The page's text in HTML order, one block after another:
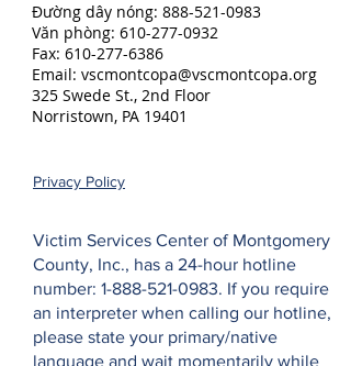
Đường dây nóng: 888-521-0983
Văn phòng: 610-277-0932
Fax: 610-277-6386
Email: vscmontcopa@vscmontcopa.org
325 Swede St., 2nd Floor
Norristown, PA 19401
Privacy Policy
Victim Services Center of Montgomery
County, Inc., has a 24-hour hotline
number: 1-888-521-0983. If you require
an interpreter when calling our hotline,
please state your primary/native
language and wait momentarily while